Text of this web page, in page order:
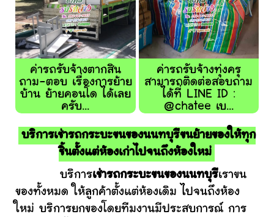
ค่ารถรับจ้างตากสิน
ถาม-ตอบ เรื่องการย้าย
บ้าน ย้ายคอนโด ได้เลย
ครับ...
ค่ารถรับจ้างทุ่งครุ
สามารถติดต่อสอบถาม
ได้ที่ LINE ID :
@chatee เบ...
บริการเช่ารถกระบะขนของนนทบุรีขนย้ายของให้ทุก
ชิ้นตั้งแต่ห้องเก่าไปจนถึงห้องใหม่
บริการเช่ารถกระบะขนของนนทบุรีเราขน
ของทั้งหมด ให้ลูกค้าตั้งแต่ห้องเดิม ไปจนถึงห้อง
ใหม่ บริการยกของโดยทีมงานมีประสบการณ์ การ